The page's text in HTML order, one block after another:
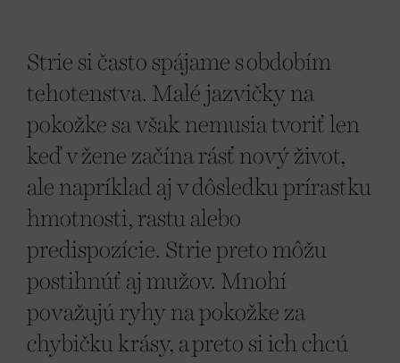
Strie si často spájame s obdobím
tehotenstva. Malé jazvičky na
pokožke sa však nemusia tvoriť len
keď v žene začína rásť nový život,
ale napríklad aj v dôsledku prírastku
hmotnosti, rastu alebo
predispozície. Strie preto môžu
postihnúť aj mužov. Mnohí
považujú ryhy na pokožke za
chybičku krásy, a preto si ich chcú